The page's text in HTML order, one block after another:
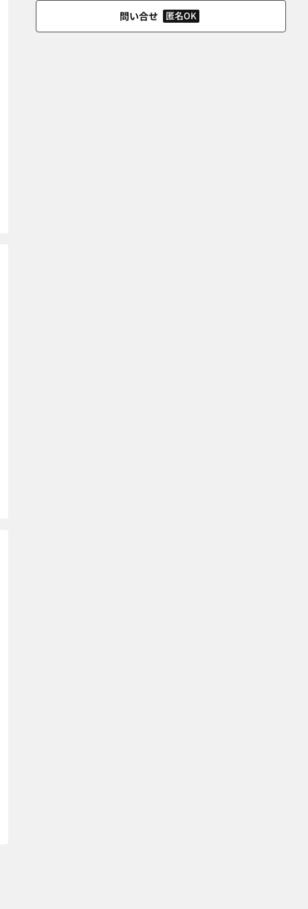
問い合せ 匿名OK